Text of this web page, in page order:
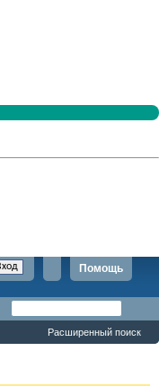
Помощь
Расширенный поиск